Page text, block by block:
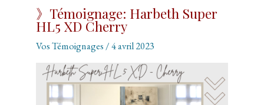
》Témoignage: Harbeth Super
HL5 XD Cherry
Vos Témoignages /4 avril 2023